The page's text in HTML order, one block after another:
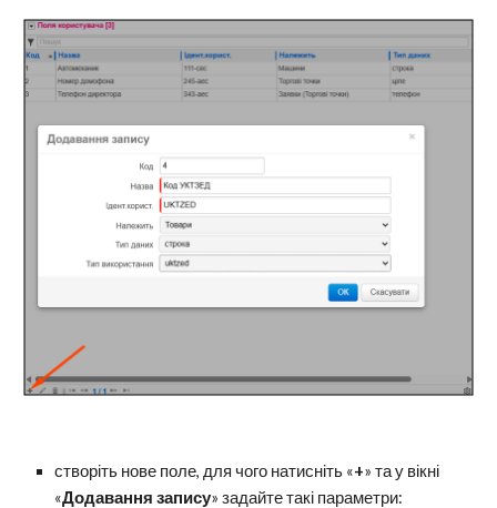
створіть нове поле, для чого натисніть «+» та у вікні
«Додавання запису» задайте такі параметри: